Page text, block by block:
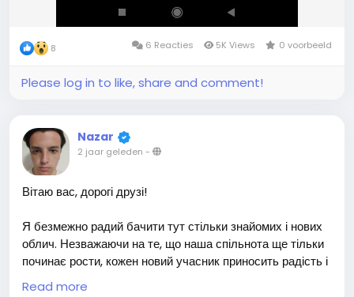
8 6 Reacties 5K Views 0 voorbeeld
Please log in to like, share and comment!
Nazar
2 jaar geleden -
Вітаю вас, дорогі друзі!
Я безмежно радий бачити тут стільки знайомих і нових
облич. Незважаючи на те, що наша спільнота ще тільки
починає рости, кожен новий учасник приносить радість і
надію на велике майбутнє.
Read more